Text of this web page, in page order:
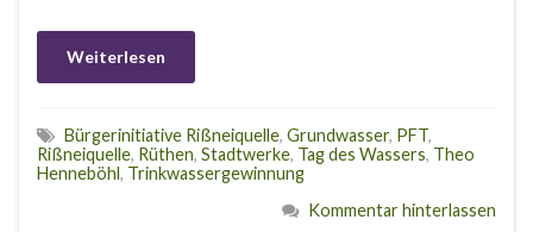
Weiterlesen
Bürgerinitiative Rißneiquelle, Grundwasser, PFT,
Rißneiquelle, Rüthen, Stadtwerke, Tag des Wassers, Theo
Henneböhl, Trinkwassergewinnung
Kommentar hinterlassen